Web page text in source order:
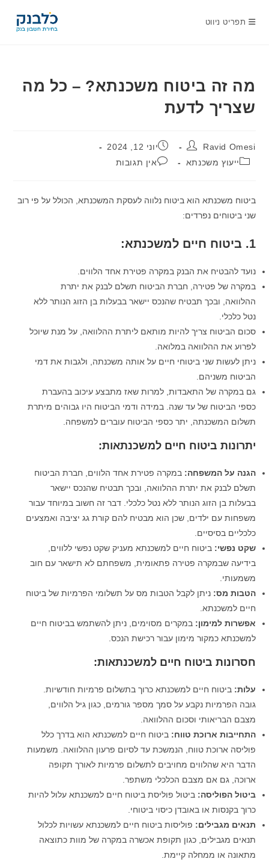
תפריט ניווט
מה זה ביטוח משכנתא? – כל מה
שצריך לדעת
מחבר:
Ravid Omesi פורסם:
יוני 12, 2024
קטגוריה:
ייעוץ משכנתא תגובות:אין תגובות
ביטוח משכנתא הוא ביטוח נלווה לעסקת המשכנתא, הכולל על פי רוב
שני ביטוחים נפרדים:
1. ביטוח חיים למשכנתא:
נועד להבטיח את הבנק במקרה פטירת אחד הלווים.
במקרה של פטירה, חברת הביטוח תשלם לבנק את יתרת
ההלוואה, ובכך תבטיח שהנכס יישאר בבעלות בן הזוג הנותר ללא
נטל כלכלי.
סכום הביטוח צריך להיות מותאם ליתרת ההלוואה, על מנת שיוכל
לפרוע את ההלוואה במלואה.
ניתן לעשות שני ביטוחי חיים על אותה משכנתה, ולגבות את דמי
הביטוח משניהם.
גם במקרה של התאבדות, למרות שאז מתבצע עיכוב בהעברת
כספי הביטוח של עד שנה. במידה ודמי הביטוח היו גבוהים מיתרת
תשלום המשכנתה, יתר כספי הביטוח עוברים למשפחה.
יתרונות ביטוח חיים למשכנתאות:
הגנה על המשפחה: במקרה פטירת אחד הלווים, חברת הביטוח
תשלם לבנק את יתרת ההלוואה, ובכך תבטיח שהנכס יישאר
בבעלות בן הזוג הנותר ללא נטל כלכלי. דבר זה חשוב במיוחד עבור
משפחות עם ילדים, שכן הוא מבטיח להם קורת גג יציבה ואמצעים
כלכליים בסיסיים.
שקט נפשי: ביטוח חיים למשכנתא מעניק שקט נפשי ללווים,
בידיעה שבמקרה פטירה פתאומית, משפחתם לא תישאר עם חוב
משמעותי.
הטבות מס: ניתן לקבל הטבות מס על תשלומי הפרמיות של ביטוח
חיים למשכנתא.
אפשרות למימון: במקרים מסוימים, ניתן להשתמש בביטוח חיים
למשכנתא כמקור מימון עבור רכישת הנכס.
חסרונות ביטוח חיים למשכנתאות:
עלות: ביטוח חיים למשכנתא כרוך בתשלום פרמיות חודשיות.
גובה הפרמיות נקבע על סמך מספר גורמים, כגון גיל הלווים,
מצבם הבריאותי וסכום ההלוואה.
התחייבות ארוכת טווח: ביטוח חיים למשכנתא הוא בדרך כלל
פוליסה ארוכת טווח, הנמשכת עד לסיום פרעון ההלוואה. משמעות
הדבר היא שהלווים מחויבים לתשלום פרמיות לאורך תקופה
ארוכה, גם אם מצבם הכלכלי משתפר.
ביטול הפוליסה: ביטול פוליסת ביטוח חיים למשכנתא עלול להיות
כרוך בקנסות או באובדן כיסוי ביטוחי.
תנאים מגבילים: פוליסות ביטוח חיים למשכנתא עשויות לכלול
תנאים מגבילים, כגון תקופת אכשרה במקרה של מוות כתוצאה
מתאונה או ממחלה קיימת.